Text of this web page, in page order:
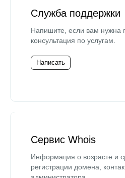
Служба поддержки
Напишите, если вам нужна
консультация по услугам.
Написать
Сервис Whois
Информация о возрасте и
регистрации домена,